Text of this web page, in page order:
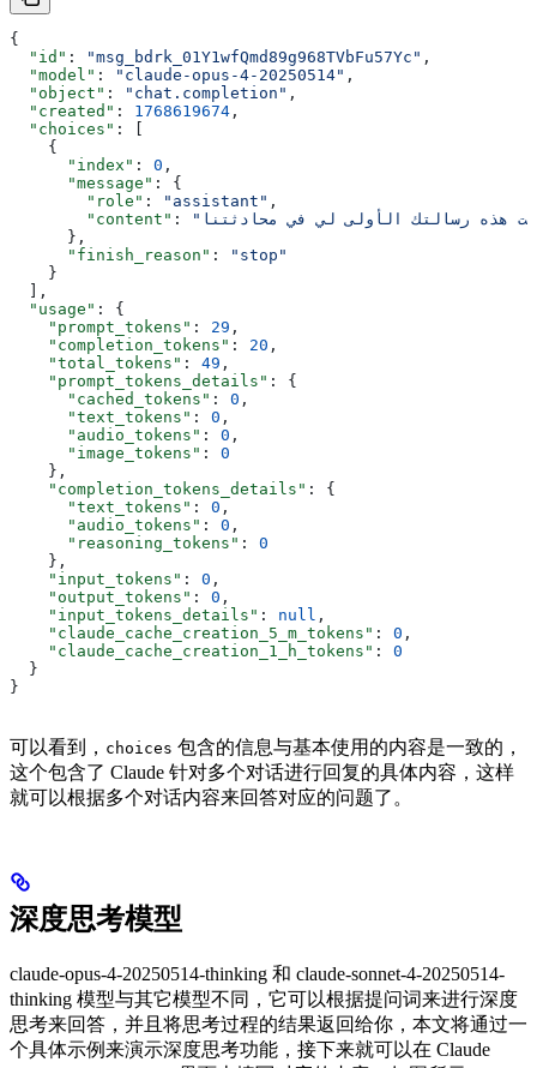
{
  "id"
: "msg_bdrk_01Y1wfQmd89g968TVbFu57Yc" ,
  "model"
: "claude-opus-4-20250514" ,
  "object"
: "chat.completion" ,
  "created"
: 1768619674 ,
  "choices"
: [
    {
      "index"
: 0 ,
      "message"
: {
        "role"
: "assistant" ,
        "content"
:
      },
      "finish_reason"
:
"stop"
    }
  ],
  "usage"
: {
    "prompt_tokens"
: 29 ,
    "completion_tokens"
: 20 ,
    "total_tokens"
: 49 ,
    "prompt_tokens_details"
: {
      "cached_tokens"
: 0 ,
      "text_tokens"
: 0 ,
      "audio_tokens"
: 0 ,
      "image_tokens"
: 0
    },
    "completion_tokens_details"
: {
      "text_tokens"
: 0 ,
      "audio_tokens"
: 0 ,
      "reasoning_tokens"
: 0
    },
    "input_tokens"
: 0 ,
    "output_tokens"
: 0 ,
    "input_tokens_details"
: null ,
    "claude_cache_creation_5_m_tokens"
: 0 ,
    "claude_cache_creation_1_h_tokens"
: 0
  }
}
可以看到， choices 包含的信息与基本使用的内容是一致的，
这个包含了 Claude 针对多个对话进行回复的具体内容，这样
就可以根据多个对话内容来回答对应的问题了。
深度思考模型
claude-opus-4-20250514-thinking 和 claude-sonnet-4-20250514-
thinking 模型与其它模型不同，它可以根据提问词来进行深度
思考来回答，并且将思考过程的结果返回给你，本文将通过一
个具体示例来演示深度思考功能，接下来就可以在 Claude